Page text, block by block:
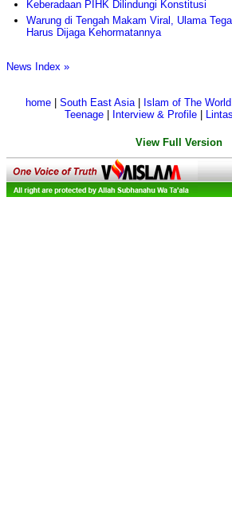
Keberadaan PIHK Dilindungi Konstitusi
Warung di Tengah Makam Viral, Ulama
Harus Dijaga Kehormatannya
News Index »
home| South East Asia| Islam of The World
Teenage
Interview & Profile
View Full Version